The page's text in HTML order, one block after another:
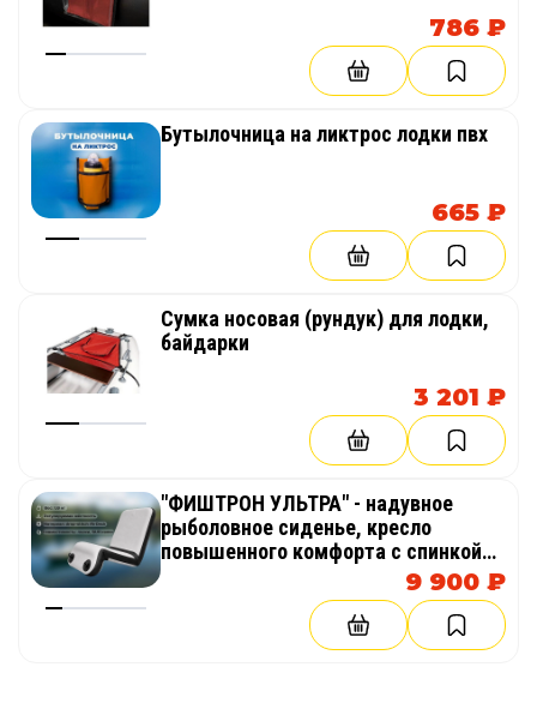
786 ₽
Бутылочница на ликтрос лодки пвх
665 ₽
Сумка носовая (рундук) для лодки,
байдарки
3 201 ₽
"ФИШТРОН УЛЬТРА" - надувное
рыболовное сиденье, кресло
повышенного комфорта с спинкой
из AirDeck (воздушная палуба) в
лодку, байдарку, каяк
9 900 ₽